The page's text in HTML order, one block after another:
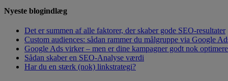
Nyeste blogindlæg
Det er summen af alle faktorer, der skaber gode SEO-resultater
Custom audiences: sådan rammer du målgruppe via Google
Google Ads virker – men er dine kampagner godt nok
Sådan skaber en SEO-Analyse værdi
Har du en stærk (nok) linkstrategi?